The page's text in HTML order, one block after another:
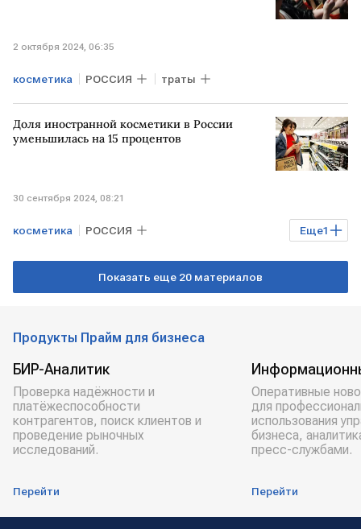
2 октября 2024, 06:35
косметика РОССИЯ траты
Доля иностранной косметики в России
уменьшилась на 15 процентов
30 сентября 2024, 08:21
Еще1
косметика РОССИЯ
импортозамещение
Показать еще 20 материалов
Продукты Прайм для бизнеса
БИР-Аналитик
Проверка надёжности и
платёжеспособности
контрагентов, поиск клиентов и
проведение рыночных
исследований.
Перейти
Оперативные
для
использования
бизнеса,
пресс-службами.
Перейти